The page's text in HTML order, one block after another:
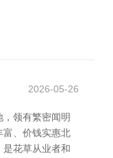
2026-05-26
领有繁密闻明
富、价钱实惠北
花草从业者和